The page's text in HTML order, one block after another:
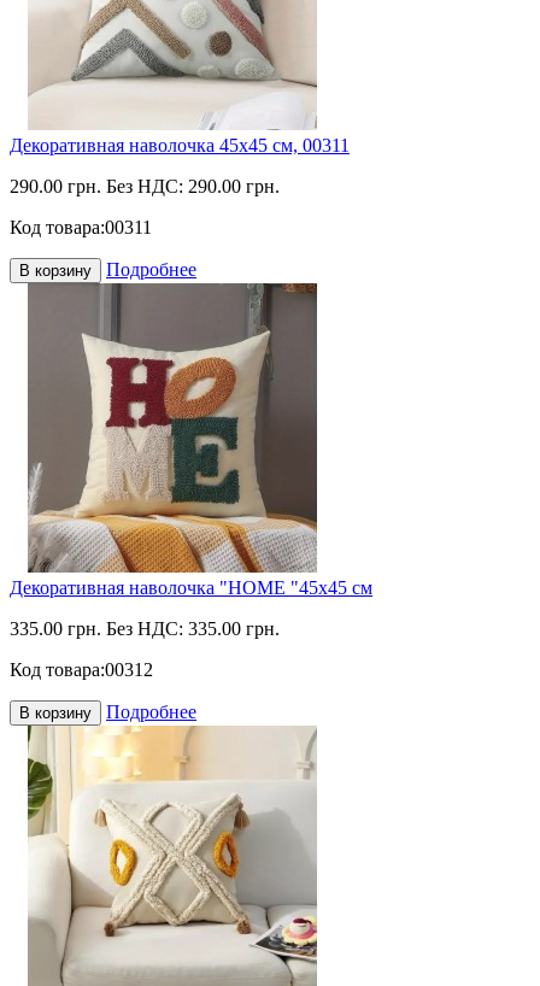
Декоративная наволочка 45х45 см, 00311
290.00 грн. Без НДС: 290.00 грн.
Код товара:00311
В корзину Подробнее
Декоративная наволочка "HOME "45х45 см
335.00 грн. Без НДС: 335.00 грн.
Код товара:00312
В корзину Подробнее